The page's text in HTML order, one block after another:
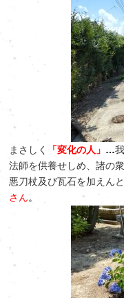
まさしく 「変化の人」 …
法師を供養せしめ、諸の
悪刀杖及び瓦石を加えん
さん。